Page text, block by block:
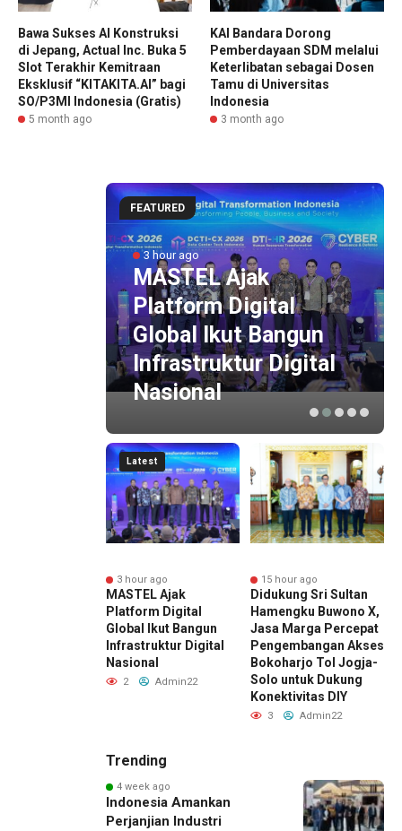
Bawa Sukses AI Konstruksi
di Jepang, Actual Inc. Buka 5
Slot Terakhir Kemitraan
Eksklusif “KITAKITA.AI” bagi
SO/P3MI Indonesia (Gratis)
5 month ago
KAI Bandara Dorong
Pemberdayaan SDM melalui
Keterlibatan sebagai Dosen
Tamu di Universitas
Indonesia
3 month ago
FEATURED
3 hour ago
MASTEL Ajak
Platform Digital
Global Ikut Bangun
Infrastruktur Digital
Nasional
Latest
3 hour ago
MASTEL Ajak
Platform Digital
Global Ikut Bangun
Infrastruktur Digital
Nasional
2 Admin22
15 hour ago
Didukung Sri Sultan
Hamengku Buwono X,
Jasa Marga Percepat
Pengembangan Akses
Bokoharjo Tol Jogja-
Solo untuk Dukung
Konektivitas DIY
3 Admin22
Trending
4 week ago
Indonesia Amankan
Perjanjian Industri